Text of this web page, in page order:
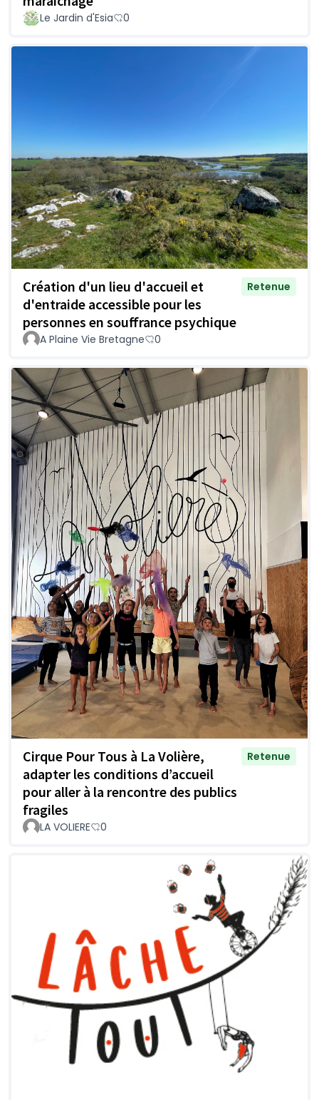
Le Jardin d'Esia 0
Création d'un lieu d'accueil et
d'entraide accessible pour les
personnes en souffrance psychique
Retenue
A Plaine Vie Bretagne 0
Cirque Pour Tous à La Volière,
adapter les conditions d’accueil
pour aller à la rencontre des publics
fragiles
Retenue
LA VOLIERE 0